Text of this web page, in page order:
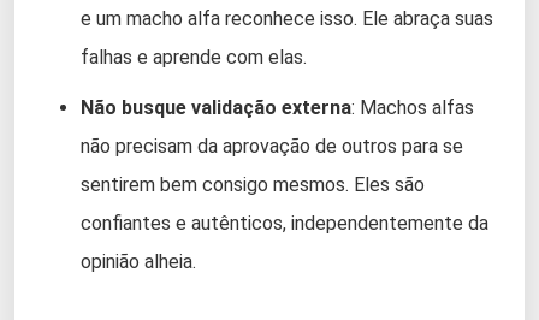
e um macho alfa reconhece isso. Ele abraça suas
falhas e aprende com elas.
Não busque validação externa: Machos alfas
não precisam da aprovação de outros para se
sentirem bem consigo mesmos. Eles são
confiantes e autênticos, independentemente da
opinião alheia.